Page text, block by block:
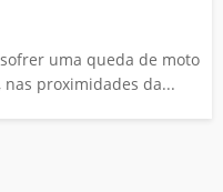
uma queda de moto
nas proximidades da...